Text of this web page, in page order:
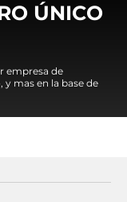
ÚNICO
empresa de
mas en la base de